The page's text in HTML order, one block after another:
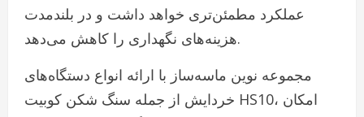
عملکرد مطمئن‌تری خواهد داشت و در بلندمدت
هزینه‌های نگهداری را کاهش می‌دهد.
مجموعه نوین ماسه‌ساز با ارائه انواع دستگاه‌های
خردایش از جمله سنگ شکن کوبیت HS10، امکان